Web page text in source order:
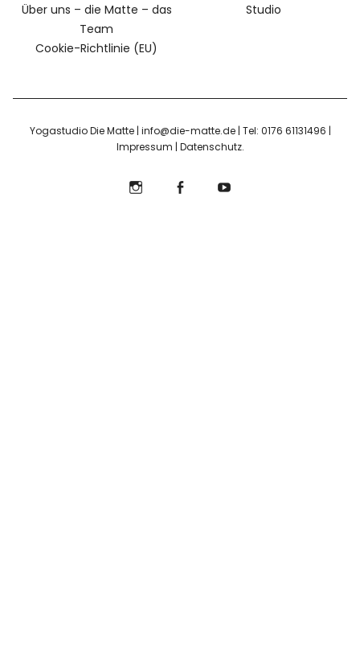
Über uns – die Matte – das
Team
Cookie-Richtlinie (EU)
Studio
Yogastudio Die Matte | info@die-matte.de | Tel: 0176 61131496 |
Impressum | Datenschutz